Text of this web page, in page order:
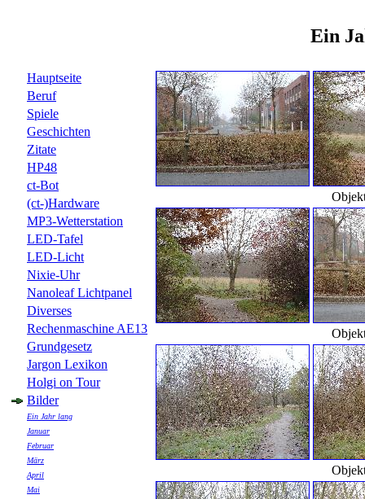
Ein
Hauptseite
Beruf
Spiele
Geschichten
Zitate
HP48
ct-Bot
(ct-)Hardware
MP3-Wetterstation
LED-Tafel
LED-Licht
Nixie-Uhr
Nanoleaf Lichtpanel
Diverses
Rechenmaschine AE13
Grundgesetz
Jargon Lexikon
Holgi on Tour
Bilder
Ein Jahr lang
Januar
Februar
März
April
Mai